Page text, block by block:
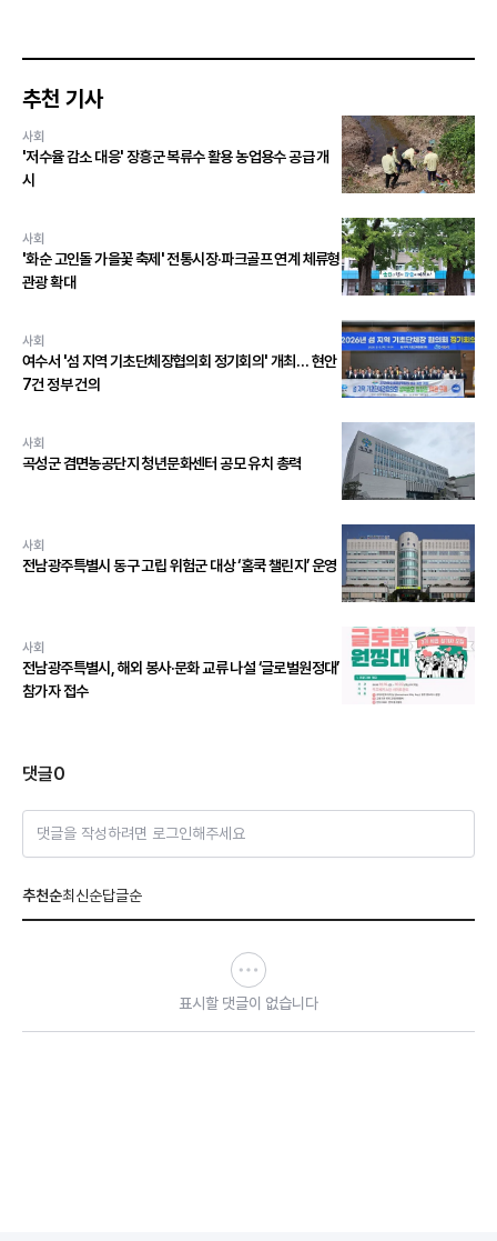
추천 기사
사회
'저수율 감소 대응' 장흥군 복류수 활용 농업용수 공급 개
시
사회
'화순 고인돌 가을꽃 축제' 전통시장·파크골프 연계 체류형
관광 확대
사회
여수서 '섬 지역 기초단체장협의회 정기회의' 개최… 현안
7건 정부 건의
사회
곡성군 겸면농공단지 청년문화센터 공모 유치 총력
사회
전남광주특별시 동구 고립 위험군 대상 ‘홈쿡 챌린지’ 운영
사회
전남광주특별시, 해외 봉사·문화 교류 나설 ‘글로벌원정대’
참가자 접수
댓글0
댓글을 작성하려면 로그인해주세요
추천순최신순답글순
표시할 댓글이 없습니다